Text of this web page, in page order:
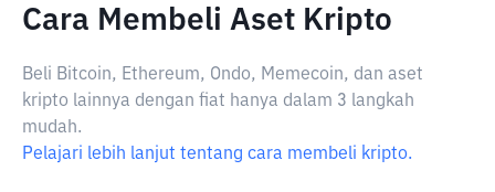
Cara Membeli Aset Kripto
Beli Bitcoin, Ethereum, Ondo, Memecoin, dan aset
kripto lainnya dengan fiat hanya dalam 3 langkah
mudah.
Pelajari lebih lanjut tentang cara membeli kripto.